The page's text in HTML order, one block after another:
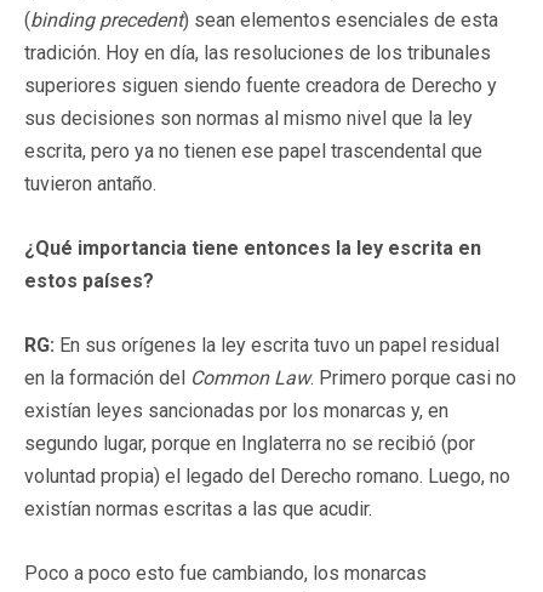
(binding precedent) sean elementos esenciales de esta
tradición. Hoy en día, las resoluciones de los tribunales
superiores siguen siendo fuente creadora de Derecho y
sus decisiones son normas al mismo nivel que la ley
escrita, pero ya no tienen ese papel trascendental que
tuvieron antaño.
¿Qué importancia tiene entonces la ley escrita en
estos países?
RG: En sus orígenes la ley escrita tuvo un papel residual
en la formación del Common Law. Primero porque casi no
existían leyes sancionadas por los monarcas y, en
segundo lugar, porque en Inglaterra no se recibió (por
voluntad propia) el legado del Derecho romano. Luego, no
existían normas escritas a las que acudir.
Poco a poco esto fue cambiando, los monarcas